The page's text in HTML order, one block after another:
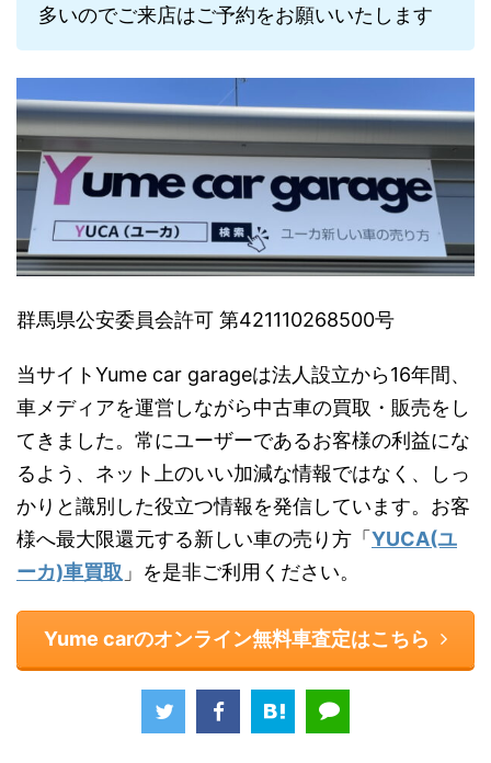
多いのでご来店はご予約をお願いいたします
群馬県公安委員会許可 第421110268500号
当サイトYume car garageは法人設立から16年間、
車メディアを運営しながら中古車の買取・販売をし
てきました。常にユーザーであるお客様の利益にな
るよう、ネット上のいい加減な情報ではなく、しっ
かりと識別した役立つ情報を発信しています。お客
様へ最大限還元する新しい車の売り方「 YUCA(ユ
ーカ)車買取 」を是非ご利用ください。
Yume carのオンライン無料車査定はこちら